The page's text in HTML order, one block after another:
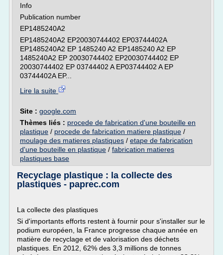
Info
Publication number
EP1485240A2
EP1485240A2 EP20030744402 EP03744402A
EP1485240A2 EP 1485240 A2 EP1485240 A2 EP
1485240A2 EP 20030744402 EP20030744402 EP
20030744402 EP 03744402 A EP03744402 A EP
03744402A EP...
Lire la suite
Site : google.com
Thèmes liés : procede de fabrication d'une bouteille en
plastique / procede de fabrication matiere plastique /
moulage des matieres plastiques / etape de fabrication
d'une bouteille en plastique / fabrication matieres
plastiques base
Recyclage plastique : la collecte des
plastiques - paprec.com
La collecte des plastiques
Si d'importants efforts restent à fournir pour s'installer sur le
podium européen, la France progresse chaque année en
matière de recyclage et de valorisation des déchets
plastiques. En 2012, 62% des 3,3 millions de tonnes